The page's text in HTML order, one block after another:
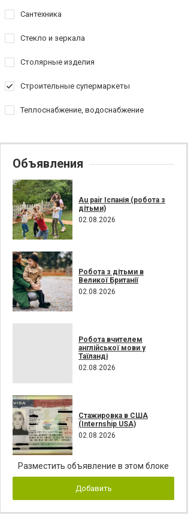
Сантехника
Стекло и зеркала
Столярные изделия
Строительные супермаркеты
Теплоснабжение, водоснабжение
Объявления
Au pair Іспанія (робота з
дітьми)
02.08.2026
Робота з дітьми в
Великої Британії
02.08.2026
Робота вчителем
англійської мови у
Таїланді
02.08.2026
Стажировка в США
(Internship USA)
02.08.2026
Разместить объявление в этом блоке
Добавить